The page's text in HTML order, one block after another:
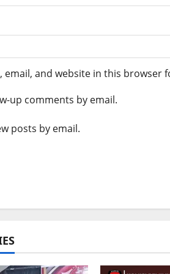
email, and website in this browser
up comments by email.
posts by email.